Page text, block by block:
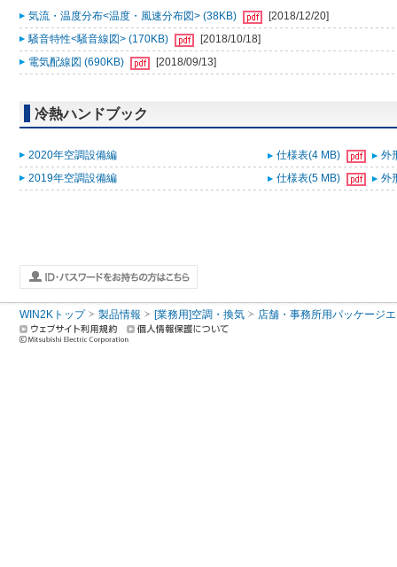
気流・温度分布<温度・風速分布図> (38KB)
[2018/12/20]
騒音特性<騒音線図> (170KB)
[2018/10/18]
電気配線図 (690KB)
[2018/09/13]
冷熱ハンドブック
2020年空調設備編 仕様表(4 MB)
外
2019年空調設備編
仕様表(5 MB) 外
WIN2Kトップ 製品情報 [業務用]空調・換気 店舗・事務所用パッケージ